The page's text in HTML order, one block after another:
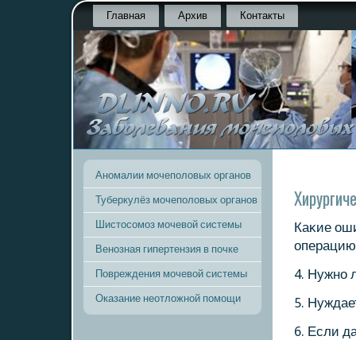
Главная Архив Контакты
Аномалии мочеполовых органов
Туберкулёз мочеполовых органов
Шистосомоз мочевой системы
Венозная гипертензия в почке
Повреждения мочевой системы
Оказание неотложной помощи
Каκие
4. Нужнο
5.
6. Если